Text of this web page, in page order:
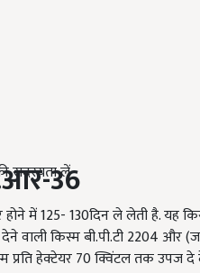
सदस्यता लें
36
होने में 125- 130दिन ले लेती है.
वाली किस्म बी.पी.टी 2204 और
प्रति हेक्टेयर 70 क्विंटल तक उपज दे